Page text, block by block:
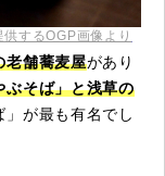
するOGP画像より
老舗蕎麦屋があり
ぶそば」と浅草の
が最も有名でし